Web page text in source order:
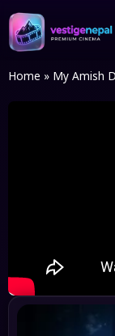
Home » My Amish